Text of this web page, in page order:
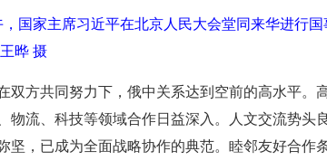
，国家主席习近平在北京人民大会堂同来华进行
晔 摄
双方共同努力下，俄中关系达到空前的高水平
物流、科技等领域合作日益深入。人文交流势头
坚，已成为全面战略协作的典范。睦邻友好合